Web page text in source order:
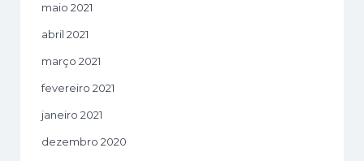
maio 2021
abril 2021
março 2021
fevereiro 2021
janeiro 2021
dezembro 2020